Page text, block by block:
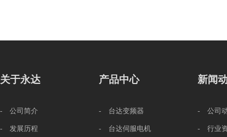
关于永达
- 公司简介
- 发展历程
产品中心
- 台达变频器
- 台达伺服电机
新闻
- 公司
- 行业